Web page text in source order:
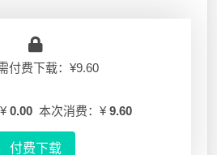
付费下载：¥9.60
0.00 本次消费：¥ 9.60
付费下载